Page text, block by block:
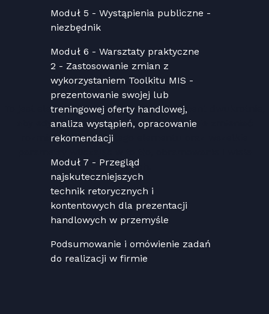
Moduł 5 - Wystąpienia publiczne -
niezbędnik
Moduł 6 - Warsztaty praktyczne
2 - Zastosowanie zmian z
wykorzystaniem Toolkitu MIS -
prezentowanie swojej lub
treningowej oferty handlowej,
analiza wystąpień, opracowanie
rekomendacji
Moduł 7 - Przegląd
najskuteczniejszych
technik retorycznych i
kontentowych dla prezentacji
handlowych w przemyśle
Podsumowanie i omówienie zadań
do realizacji w firmie
To jest element tkstowy. Kliknij ten element dwukrotnie,
aby edytować tekst. Możesz też dowolnie zmieniać
rozmiar i położenie tego elementu oraz wszelkie
innych.